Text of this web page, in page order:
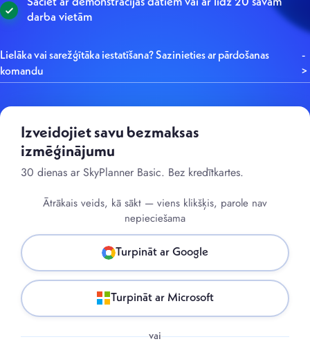
darba vietām
Lielāka vai sarežģītāka iestatīšana? Sazinieties ar pārdošanas
komandu
Izveidojiet savu bezmaksas
izmēģinājumu
30 dienas ar SkyPlanner Basic. Bez kredītkartes.
Ātrākais veids, kā sākt — viens klikšķis, parole nav
nepieciešama
Turpināt ar Google
Turpināt ar Microsoft
vai